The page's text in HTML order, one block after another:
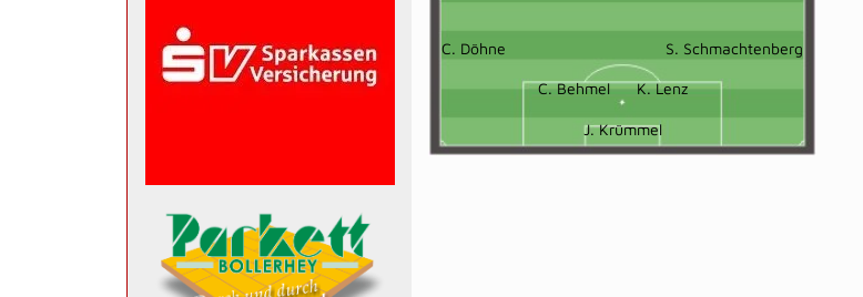
C. Döhne S. Schmachtenberg
C. Behmel K. Lenz
J. Krümmel